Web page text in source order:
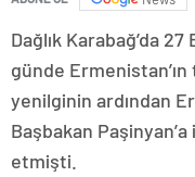
Dağlık Karabağ’da
günde
yenilginin ardından
Başbakan
etmişti.